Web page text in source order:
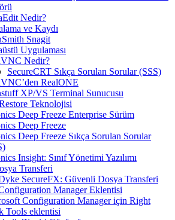
Nedir?
ve Kaydı
Snagit
Uygulaması
Nedir?
SecureCRT Sıkça Sorulan Sorular (SSS)
RealONE
XP/VS Terminal Sunucusu
Teknolojisi
Deep Freeze Enterprise Sürüm
Deep Freeze
Deep Freeze Sıkça Sorulan Sorular
Insight: Sınıf Yönetimi Yazılımı
Transferi
SecureFX: Güvenli Dosya Transferi
Manager Eklentisi
Configuration Manager için Right
Tools eklentisi